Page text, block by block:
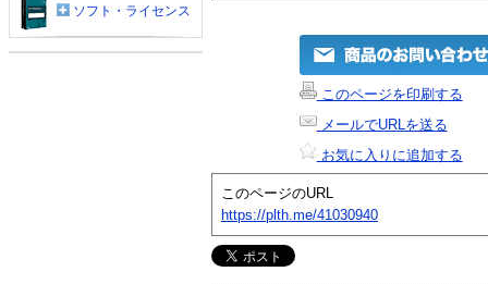
このページを印刷する
メールでURLを送る
お気に入りに追加する
このページのURL
https://plth.me/41030940
ソフト・ライセンス